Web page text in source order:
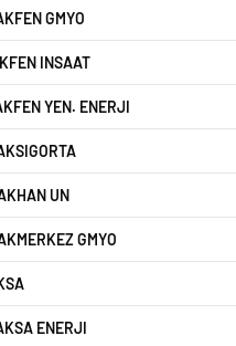
GMYO
INSAAT
YEN. ENERJI
UN
GMYO
ENERJI